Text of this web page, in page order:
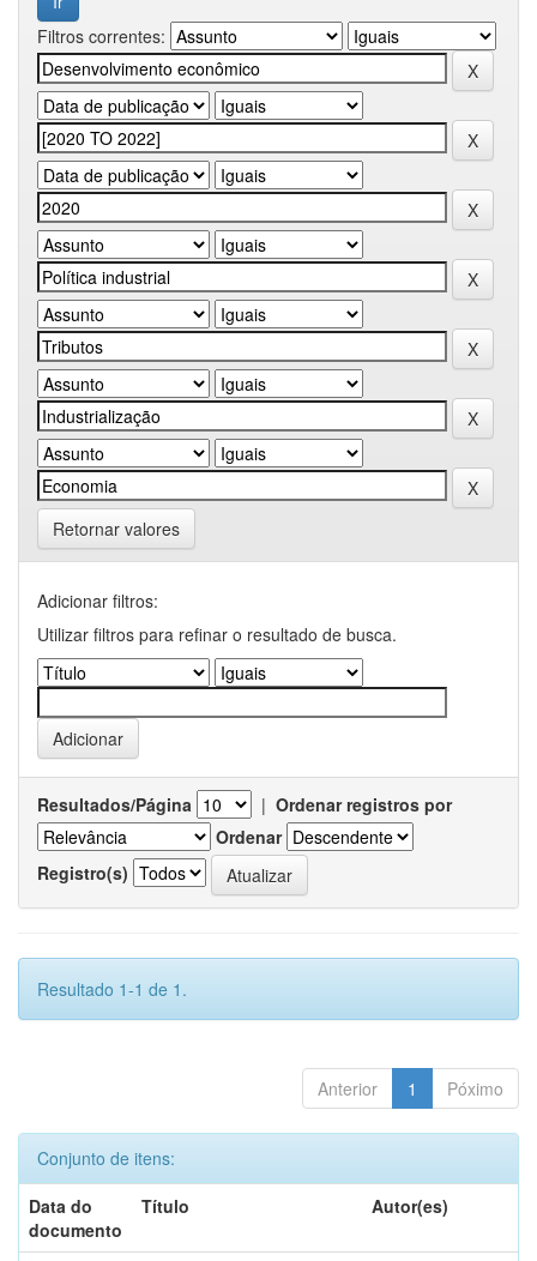
Filtros correntes:
Retornar valores
Adicionar filtros:
Utilizar filtros para refinar o resultado de busca.
Resultados/Página | Ordenar registros por
Ordenar
Registro(s)
Resultado 1-1 de 1.
Anterior 1 Póximo
Conjunto de itens:
Data do
documento
Título Autor(es)